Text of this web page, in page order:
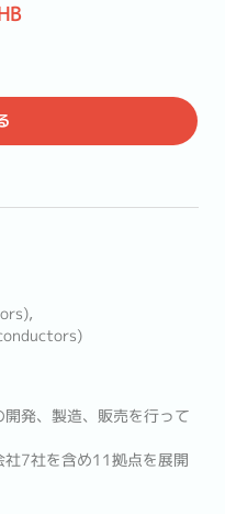
発、製造、販売を行って
7社を含め11拠点を展開